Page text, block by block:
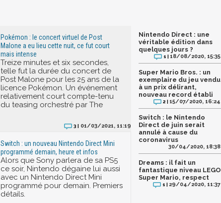
Pokémon : le concert virtuel de Post
Malone a eu lieu cette nuit, ce fut court
mais intense
Treize minutes et six secondes,
telle fut la durée du concert de
Post Malone pour les 25 ans de la
licence Pokémon. Un événement
relativement court compte-tenu
du teasing orchestré par The
3 | 01/03/2021, 11:19
Switch : un nouveau Nintendo Direct Mini
programmé demain, heure et infos
Alors que Sony parlera de sa PS5
ce soir, Nintendo dégaine lui aussi
avec un Nintendo Direct Mini
programmé pour demain. Premiers
détails.
Nintendo Direct : une
véritable édition dans
quelques jours ?
1 |18/08/2020, 15:35
Super Mario Bros. : un
exemplaire du jeu vendu
à un prix délirant,
nouveau record établi
2 |15/07/2020, 16:24
Switch : le Nintendo
Direct de juin serait
annulé à cause du
coronavirus
30/04/2020, 18:38
Dreams : il fait un
fantastique niveau LEGO
Super Mario, respect
1 | 29/04/2020, 11:37